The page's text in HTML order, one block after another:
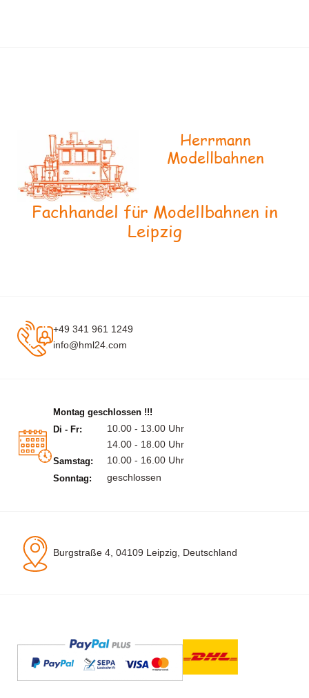
Herrmann
Modellbahnen
Fachhandel für Modellbahnen in
Leipzig
+49 341 961 1249
info@hml24.com
Montag geschlossen !!!
Di - Fr:
10.00 - 13.00 Uhr
14.00 - 18.00 Uhr
Samstag: 10.00 - 16.00 Uhr
Sonntag: geschlossen
Burgstraße 4, 04109 Leipzig, Deutschland